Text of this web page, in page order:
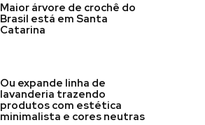
Maior árvore de crochê do
Brasil está em Santa
Catarina
Ou expande linha de
lavanderia trazendo
produtos com estética
minimalista e cores neutras